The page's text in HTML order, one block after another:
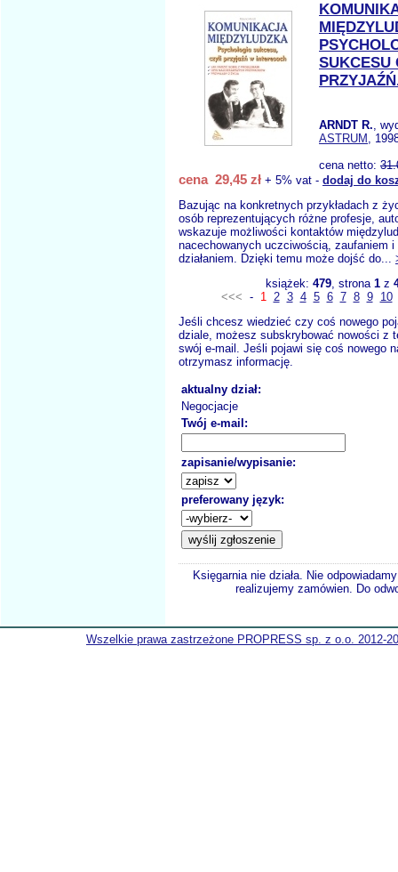
SUKCESU
ARNDT R.,
ASTRUM ,
cena netto:
cena 29,45 zł + 5% vat - dodaj do
Bazując na konkretnych przykładach z
osób reprezentujących różne profesje,
wskazuje możliwości kontaktów
nacechowanych uczciwością, zaufaniem
działaniem. Dzięki temu może dojść do...
książek: 479, strona 1z
<<< - 1 2 3 4 5 6 7 8 9
10
Jeśli chcesz wiedzieć czy coś nowego
dziale, możesz subskrybować nowości z
swój e-mail. Jeśli pojawi się coś nowego
otrzymasz informację.
aktualny dział:
Negocjacje
Twój e-mail:
zapisanie/wypisanie:
preferowany język:
Księgarnia nie działa. Nie
realizujemy zamówien. Do
Wszelkie prawa zastrzeżone PROPRESS sp. z o.o. 2012-